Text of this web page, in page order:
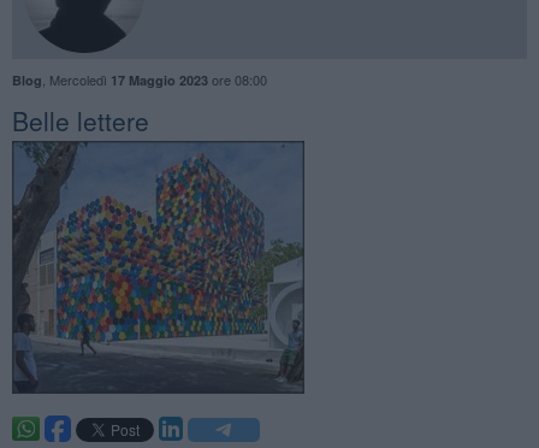
Blog Mercoledì 17 Maggio 2023ore 08:00
Belle lettere